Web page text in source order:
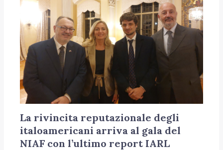
La rivincita reputazionale degli
italoamericani arriva al gala del
NIAF con l’ultimo report IARL